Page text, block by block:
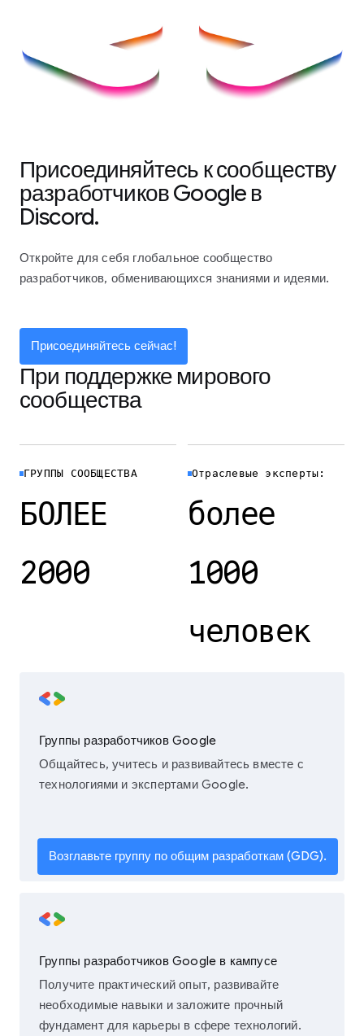
Присоединяйтесь к сообществу
разработчиков Google в
Discord.
Откройте для себя глобальное сообщество
разработчиков, обменивающихся знаниями и идеями.
Присоединяйтесь сейчас!
При поддержке мирового
сообщества
ГРУППЫ СООБЩЕСТВА
БОЛЕЕ
2000
Отраслевые эксперты:
более
1000
человек
Группы разработчиков Google
Общайтесь, учитесь и развивайтесь вместе с
технологиями и экспертами Google.
Возглавьте группу по общим разработкам (GDG).
Группы разработчиков Google в кампусе
Получите практический опыт, развивайте
необходимые навыки и заложите прочный
фундамент для карьеры в сфере технологий.